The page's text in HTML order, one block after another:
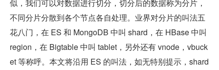
似，我们可以对数据进行切分，切分后的数据称为分片，
不同分片分散到各个节点各自处理。业界对分片的叫法五
花八门，在 ES 和 MongoDB 中叫 shard，在 HBase 中叫
region，在 Bigtable 中叫 tablet，另外还有 vnode，vbuck
et 等称呼。本文将沿用 ES 的叫法，如无特别提示，shard